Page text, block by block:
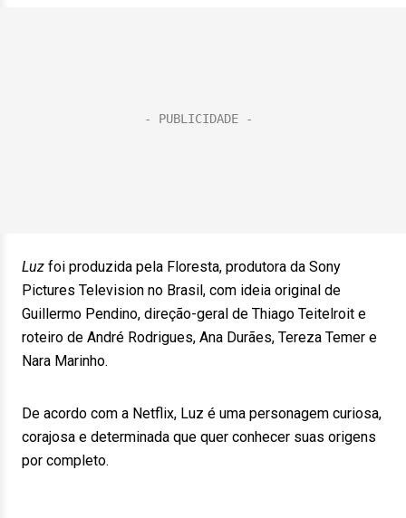
Luz foi produzida pela Floresta, produtora da Sony
Pictures Television no Brasil, com ideia original de
Guillermo Pendino, direção-geral de Thiago Teitelroit e
roteiro de André Rodrigues, Ana Durães, Tereza Temer e
Nara Marinho.
De acordo com a Netflix, Luz é uma personagem curiosa,
corajosa e determinada que quer conhecer suas origens
por completo.